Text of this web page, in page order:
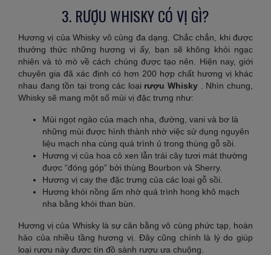
3. RƯỢU WHISKY CÓ VỊ GÌ?
Hương vị của Whisky vô cùng đa dạng. Chắc chắn, khi được
thưởng thức những hương vị ấy, bạn sẽ không khỏi ngạc
nhiên và tò mò về cách chúng được tạo nên. Hiện nay, giới
chuyên gia đã xác định có hơn 200 hợp chất hương vị khác
nhau đang tồn tại trong các loại rượu Whisky
. Nhìn chung,
Whisky sẽ mang một số mùi vị đặc trưng như:
Mùi ngọt ngào của mạch nha, đường, vani và bơ là
những mùi được hình thành nhờ việc sử dụng nguyên
liệu mạch nha cùng quá trình ủ trong thùng gỗ sồi.
Hương vị của hoa cỏ xen lẫn trái cây tươi mát thường
được “đóng góp” bởi thùng Bourbon và Sherry.
Hương vị cay the đặc trưng của các loại gỗ sồi.
Hương khói nồng ấm nhờ quá trình hong khô mạch
nha bằng khói than bùn.
Hương vị của Whisky là sự cân bằng vô cùng phức tạp, hoàn
hảo của nhiều tầng hương vị. Đây cũng chính là lý do giúp
loại rượu này được tín đồ sành rượu ưa chuộng.